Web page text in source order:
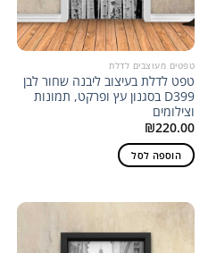
טפטים מעוצבים לדלת
טפט לדלת בעיצוב ליבנה שחור לבן
D399 בסגנון עץ ופרקט, תמונות
וצילומים
₪220.00
הוספה לסל